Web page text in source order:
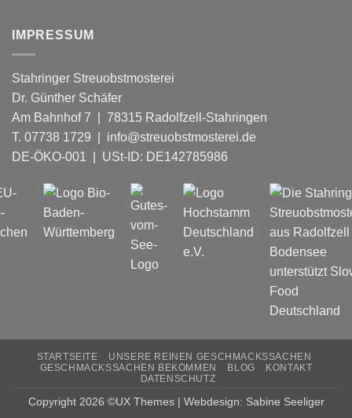
unserem
Mäh-
IMPRESSUM
Stahringer Streuobstmosterei
Dr. Günther Schäfer
Am Bahnhof 7 | 78315 Radolfzell-Stahringen
T. 07738 1729 | info@streuobstmosterei.de
DE-ÖKO-001 | USt-ID: DE142785986
STARTSEITE
UNSERE REINEN GESCHMACKSSACHEN
GESCHMACKSSACHEN BEKOMMEN
BLOG
KONTAKT
DATENSCHUTZ
Copyright 2026 ©UX Themes | Webdesign: Sabine Seeliger